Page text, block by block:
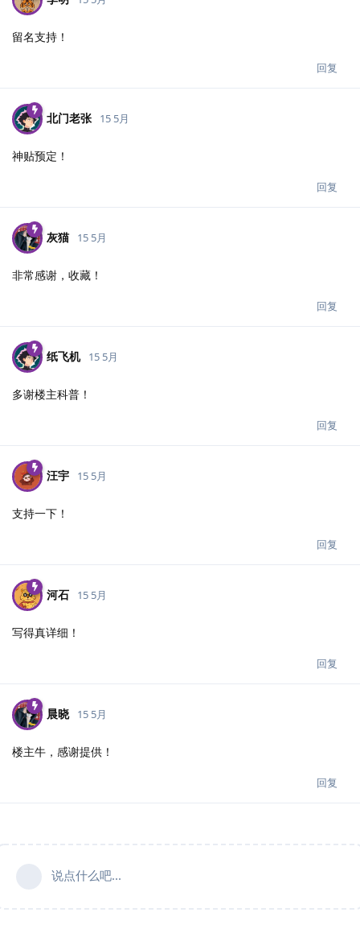
留名支持！
回复
北门老张 15 5月
神贴预定！
回复
灰猫 15 5月
非常感谢，收藏！
回复
纸飞机 15 5月
多谢楼主科普！
回复
汪宇 15 5月
支持一下！
回复
河石 15 5月
写得真详细！
回复
晨晓 15 5月
楼主牛，感谢提供！
回复
说点什么吧...